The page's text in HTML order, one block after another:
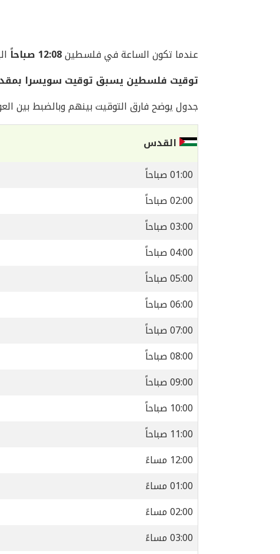
عندما تكون الساعة في فلسطين12:08 صباحاً
توقيت فلسطين يسبق توقيت سويسرا
جدول يوضح فارق التوقيت بينهم وبالضبط بين
القدس
01:00 صباحاً
02:00 صباحاً
03:00 صباحاً
04:00 صباحاً
05:00 صباحاً
06:00 صباحاً
07:00 صباحاً
08:00 صباحاً
09:00 صباحاً
10:00 صباحاً
11:00 صباحاً
12:00 مساءً
01:00 مساءً
02:00 مساءً
03:00 مساءً